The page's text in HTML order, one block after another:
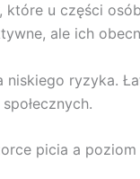
które u części
ale ich
niskiego ryzyka.
picia a